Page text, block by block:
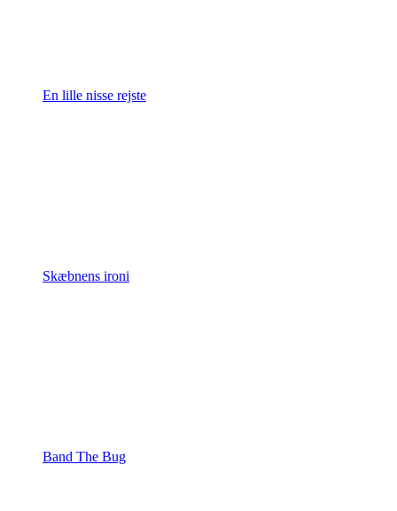
En lille nisse rejste
Skæbnens ironi
Band The Bug